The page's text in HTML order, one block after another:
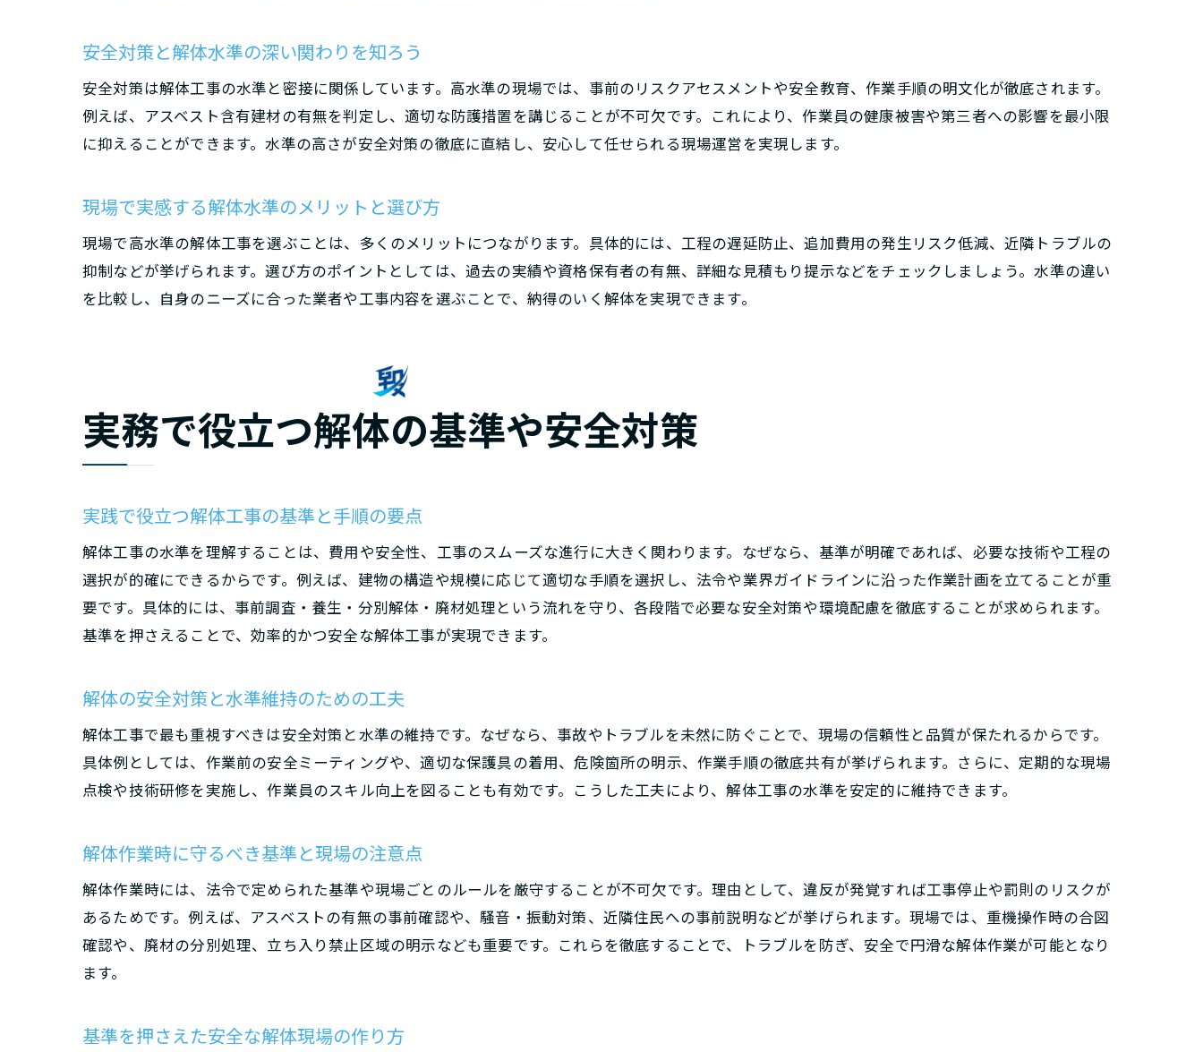
解体水準を理解して適正価格を見抜くコツ
費用トラブルを防ぐ解体水準のチェック法
解体業の収益性や将来性の実態を探る
水準向上による解体業の収益アップの実例
将来性を左右する解体基準と市場の変化
解体業の収益性と水準のバランスを考える
安心と節約を両立する解体水準の選び方
解体費用の節約術と水準維持のポイント
無駄なく安心できる解体工事の水準活用術
賢く選ぶための解体業者比較と判断基準
水準で比較する解体業者選びの基本ポイント
解体の水準を見極める業者選択のコツ
見積もり時に聞くべき解体水準の確認事項
解体業者選びで失敗しない水準チェック法
安全対策と解体水準の深い関わりを知ろう
安全対策は解体工事の水準と密接に関係しています。高水準の現場では、事前のリスクアセスメントや安全教育、作業手順の明文化が徹底されます。
例えば、アスベスト含有建材の有無を判定し、適切な防護措置を講じることが不可欠です。これにより、作業員の健康被害や第三者への影響を最小限
に抑えることができます。水準の高さが安全対策の徹底に直結し、安心して任せられる現場運営を実現します。
現場で実感する解体水準のメリットと選び方
現場で高水準の解体工事を選ぶことは、多くのメリットにつながります。具体的には、工程の遅延防止、追加費用の発生リスク低減、近隣トラブルの
抑制などが挙げられます。選び方のポイントとしては、過去の実績や資格保有者の有無、詳細な見積もり提示などをチェックしましょう。水準の違い
を比較し、自身のニーズに合った業者や工事内容を選ぶことで、納得のいく解体を実現できます。
実務で役立つ解体の基準や安全対策
実践で役立つ解体工事の基準と手順の要点
解体工事の水準を理解することは、費用や安全性、工事のスムーズな進行に大きく関わります。なぜなら、基準が明確であれば、必要な技術や工程の
選択が的確にできるからです。例えば、建物の構造や規模に応じて適切な手順を選択し、法令や業界ガイドラインに沿った作業計画を立てることが重
要です。具体的には、事前調査・養生・分別解体・廃材処理という流れを守り、各段階で必要な安全対策や環境配慮を徹底することが求められます。
基準を押さえることで、効率的かつ安全な解体工事が実現できます。
解体の安全対策と水準維持のための工夫
解体工事で最も重視すべきは安全対策と水準の維持です。なぜなら、事故やトラブルを未然に防ぐことで、現場の信頼性と品質が保たれるからです。
具体例としては、作業前の安全ミーティングや、適切な保護具の着用、危険箇所の明示、作業手順の徹底共有が挙げられます。さらに、定期的な現場
点検や技術研修を実施し、作業員のスキル向上を図ることも有効です。こうした工夫により、解体工事の水準を安定的に維持できます。
解体作業時に守るべき基準と現場の注意点
解体作業時には、法令で定められた基準や現場ごとのルールを厳守することが不可欠です。理由として、違反が発覚すれば工事停止や罰則のリスクが
あるためです。例えば、アスベストの有無の事前確認や、騒音・振動対策、近隣住民への事前説明などが挙げられます。現場では、重機操作時の合図
確認や、廃材の分別処理、立ち入り禁止区域の明示なども重要です。これらを徹底することで、トラブルを防ぎ、安全で円滑な解体作業が可能となり
ます。
基準を押さえた安全な解体現場の作り方
お問い合わせはこちら
お問い合わせはこちら